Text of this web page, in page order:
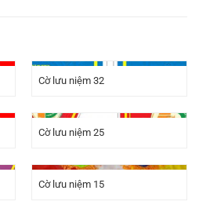
Cờ lưu niệm 32
Cờ lưu niệm 25
Cờ lưu niệm 15